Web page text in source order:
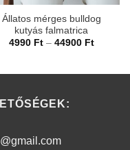
Állatos mérges bulldog
kutyás falmatrica
4990 Ft – 44900 Ft